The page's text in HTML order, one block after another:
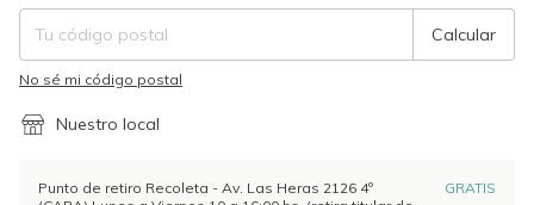
Calcular
No sé mi código postal
Nuestro local
Punto de retiro Recoleta - Av. Las Heras 2126 4º
GRATIS